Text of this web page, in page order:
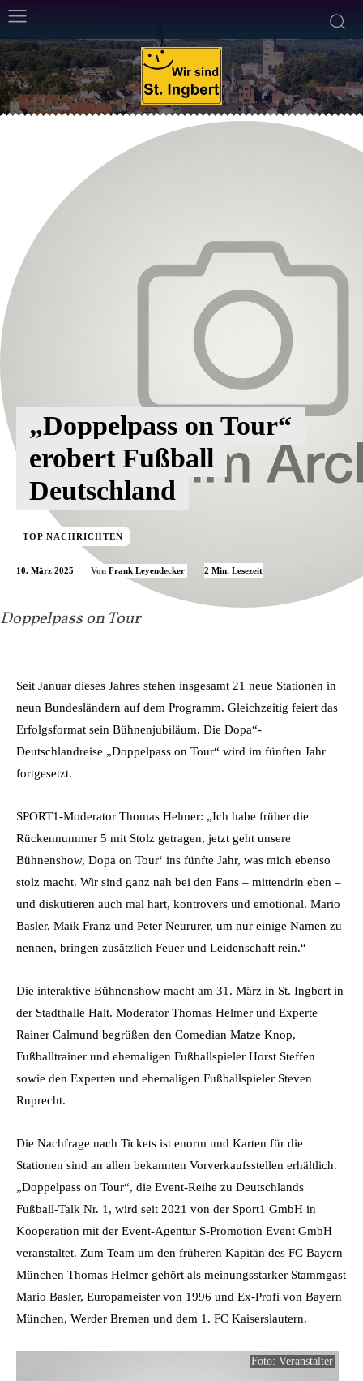
Doppelpass on Tour
„Doppelpass on Tour“
erobert Fußball
Deutschland
TOP NACHRICHTEN
10. März 2025 Von Frank Leyendecker 2 Min. Lesezeit
Seit Januar dieses Jahres stehen insgesamt 21 neue Stationen in
neun Bundesländern auf dem Programm. Gleichzeitig feiert das
Erfolgsformat sein Bühnenjubiläum. Die Dopa“-
Deutschlandreise „Doppelpass on Tour“ wird im fünften Jahr
fortgesetzt.
SPORT1-Moderator Thomas Helmer: „Ich habe früher die
Rückennummer 5 mit Stolz getragen, jetzt geht unsere
Bühnenshow, Dopa on Tour‘ ins fünfte Jahr, was mich ebenso
stolz macht. Wir sind ganz nah bei den Fans – mittendrin eben –
und diskutieren auch mal hart, kontrovers und emotional. Mario
Basler, Maik Franz und Peter Neururer, um nur einige Namen zu
nennen, bringen zusätzlich Feuer und Leidenschaft rein.“
Die interaktive Bühnenshow macht am 31. März in St. Ingbert in
der Stadthalle Halt. Moderator Thomas Helmer und Experte
Rainer Calmund begrüßen den Comedian Matze Knop,
Fußballtrainer und ehemaligen Fußballspieler Horst Steffen
sowie den Experten und ehemaligen Fußballspieler Steven
Ruprecht.
Die Nachfrage nach Tickets ist enorm und Karten für die
Stationen sind an allen bekannten Vorverkaufsstellen erhältlich.
„Doppelpass on Tour“, die Event-Reihe zu Deutschlands
Fußball-Talk Nr. 1, wird seit 2021 von der Sport1 GmbH in
Kooperation mit der Event-Agentur S-Promotion Event GmbH
veranstaltet. Zum Team um den früheren Kapitän des FC Bayern
München Thomas Helmer gehört als meinungsstarker Stammgast
Mario Basler, Europameister von 1996 und Ex-Profi von Bayern
München, Werder Bremen und dem 1. FC Kaiserslautern.
Foto: Veranstalter